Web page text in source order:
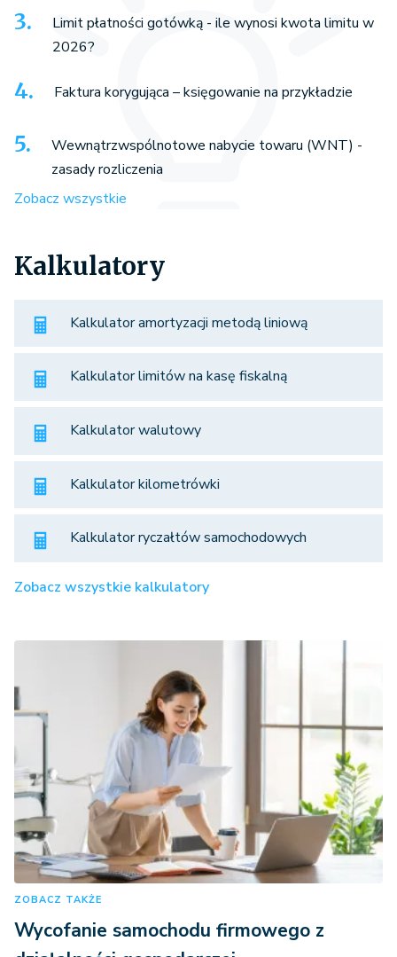
Limit płatności gotówką - ile wynosi kwota limitu w
2026?
Faktura korygująca – księgowanie na przykładzie
Wewnątrzwspólnotowe nabycie towaru (WNT) -
zasady rozliczenia
Zobacz wszystkie
Kalkulatory
Kalkulator amortyzacji metodą liniową
Kalkulator limitów na kasę fiskalną
Kalkulator walutowy
Kalkulator kilometrówki
Kalkulator ryczałtów samochodowych
Zobacz wszystkie kalkulatory
ZOBACZ TAKŻE
Wycofanie samochodu firmowego z